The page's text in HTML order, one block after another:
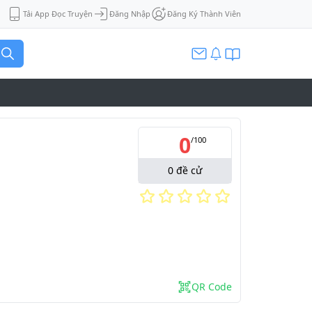
Tải App Đọc Truyện Đăng Nhập Đăng Ký Thành Viên
0/100
0 đề cử
QR Code